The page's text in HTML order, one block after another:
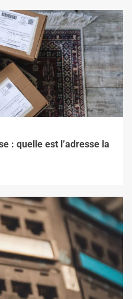
: quelle est l’adresse la